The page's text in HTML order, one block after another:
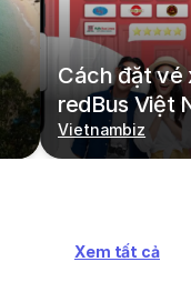
Cách đặt vé
redBus Việt
Vietnambiz
Xem tất cả